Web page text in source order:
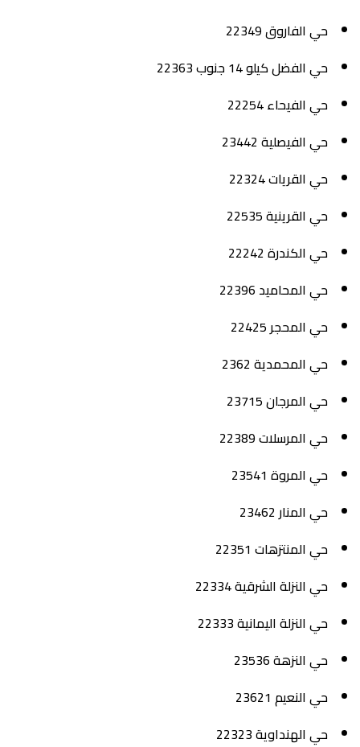
حي الفاروق 22349
حي الفضل كيلو 14 جنوب 22363
حي الفيحاء 22254
حي الفيصلية 23442
حي القريات 22324
حي القرينية 22535
حي الكندرة 22242
حي المحاميد 22396
حي المحجر 22425
حي المحمدية 2362
حي المرجان 23715
حي المرسلات 22389
حي المروة 23541
حي المنار 23462
حي المنتزهات 22351
حي النزلة الشرقية 22334
حي النزلة اليمانية 22333
حي النزهة 23536
حي النعيم 23621
حي الهنداوية 22323